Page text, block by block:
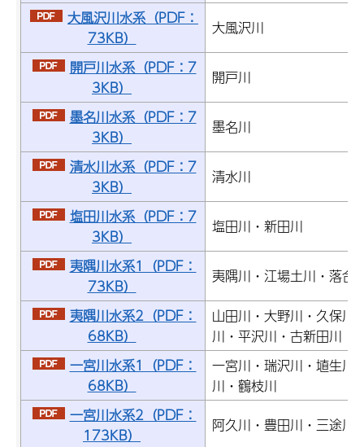
大風沢川水系（PDF：
73KB）
大風沢川
開戸川水系（PDF：7
3KB）
開戸川
墨名川水系（PDF：7
3KB）
墨名川
清水川水系（PDF：7
3KB）
清水川
塩田川水系（PDF：7
3KB）
塩田川・新田川
夷隅川水系1（PDF：
73KB）
夷隅川・江場土川・落合
夷隅川水系2（PDF：
68KB）
山田川・大野川・久保川
川・平沢川・古新田川
一宮川水系1（PDF：
68KB）
一宮川・瑞沢川・埴生川
川・鶴枝川
一宮川水系2（PDF：
173KB）
阿久川・豊田川・三途川